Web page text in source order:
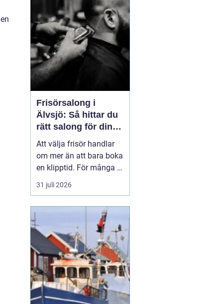
andrahandsköp mer
eftertanke. Den som vill
köpa
Frisörsalong i
Älvsjö: Så hittar du
rätt salong för din
stil och vardag
Att välja frisör handlar
om mer än att bara boka
en klipptid. För många är
frisörbesöket en paus i
vardagen, en chans att
känna sig mer som sig
själv. I Älvsjö fi...
31 juli 2026